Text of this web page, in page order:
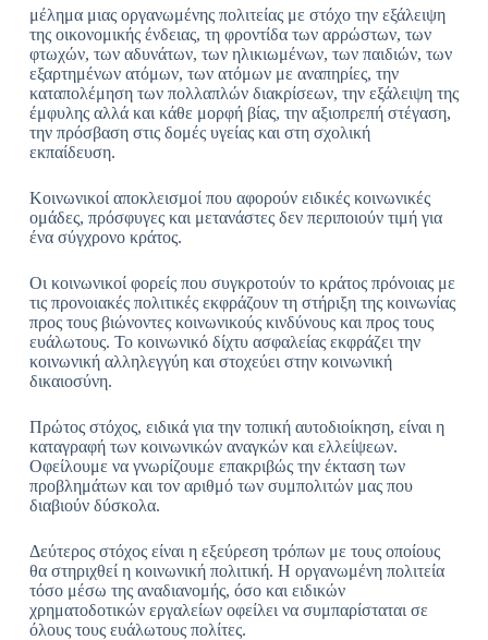
μέλημα μιας οργανωμένης πολιτείας με στόχο την εξάλειψη
της οικονομικής ένδειας, τη φροντίδα των αρρώστων, των
φτωχών, των αδυνάτων, των ηλικιωμένων, των παιδιών, των
εξαρτημένων ατόμων, των ατόμων με αναπηρίες, την
καταπολέμηση των πολλαπλών διακρίσεων, την εξάλειψη της
έμφυλης αλλά και κάθε μορφή βίας, την αξιοπρεπή στέγαση,
την πρόσβαση στις δομές υγείας και στη σχολική
εκπαίδευση.
Κοινωνικοί αποκλεισμοί που αφορούν ειδικές κοινωνικές
ομάδες, πρόσφυγες και μετανάστες δεν περιποιούν τιμή για
ένα σύγχρονο κράτος.
Οι κοινωνικοί φορείς που συγκροτούν το κράτος πρόνοιας με
τις προνοιακές πολιτικές εκφράζουν τη στήριξη της κοινωνίας
προς τους βιώνοντες κοινωνικούς κινδύνους και προς τους
ευάλωτους. Το κοινωνικό δίχτυ ασφαλείας εκφράζει την
κοινωνική αλληλεγγύη και στοχεύει στην κοινωνική
δικαιοσύνη.
Πρώτος στόχος, ειδικά για την τοπική αυτοδιοίκηση, είναι η
καταγραφή των κοινωνικών αναγκών και ελλείψεων.
Οφείλουμε να γνωρίζουμε επακριβώς την έκταση των
προβλημάτων και τον αριθμό των συμπολιτών μας που
διαβιούν δύσκολα.
Δεύτερος στόχος είναι η εξεύρεση τρόπων με τους οποίους
θα στηριχθεί η κοινωνική πολιτική. Η οργανωμένη πολιτεία
τόσο μέσω της αναδιανομής, όσο και ειδικών
χρηματοδοτικών εργαλείων οφείλει να συμπαρίσταται σε
όλους τους ευάλωτους πολίτες.